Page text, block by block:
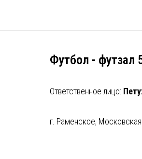
Футбол - футзал
Ответственное лицо:
г. Раменское,